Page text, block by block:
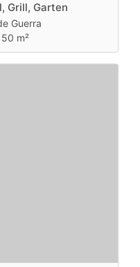
Grill, Garten
Guerra
m²